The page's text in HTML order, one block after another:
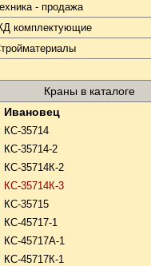
- продажа
комплектующие
Краны в каталоге
Ивановец
КС-35714
КС-35714-2
КС-35714К-2
КС-35714К-3
КС-35715
КС-45717-1
КС-45717А-1
КС-45717К-1